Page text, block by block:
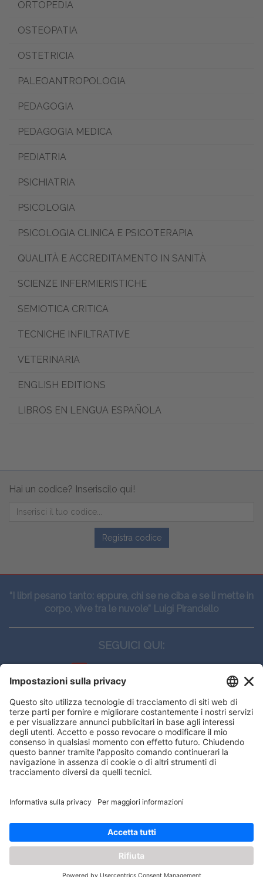
ORTOPEDIA
OSTEOPATIA
OSTETRICIA
PALEOANTROPOLOGIA
PEDAGOGIA
PEDAGOGIA MEDICA
PEDIATRIA
PSICHIATRIA
PSICOLOGIA
PSICOLOGIA CLINICA E PSICOTERAPIA
QUALITÀ E ACCREDITAMENTO IN SANITÀ
SCIENZE INFERMIERISTICHE
SEMIOTICA CRITICA
TECNICHE INFILTRATIVE
VETERINARIA
ENGLISH EDITIONS
LIBROS EN LENGUA ESPAÑOLA
Hai un codice? Inseriscilo qui!
Registra codice
“I libri pesano tanto: eppure, chi se ne ciba e se li mette in
corpo, vive tra le nuvole” Luigi Pirandello
SEGUICI QUI:
CONTATTI
Edi.Ermes srl
Viale E. Forlanini, 21 - 20134, Milano
(+39)027021121
E-mail:eeinfo@eenet.it
ORARI
Lunedì — Giovedì: - 08:30 - 13:00 – 14:00 - 17:30
Venerdì: - 08:30 - 13:00 – 14:00 - 16:00
offrirti la migliore navigazione
OK